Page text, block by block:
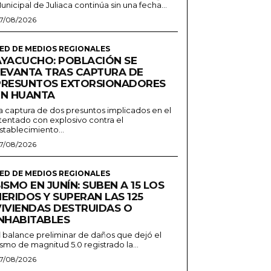
de Juliaca continúa sin una fecha...
08/2026
DE MEDIOS REGIONALES
POBLACIÓN SE
TRAS CAPTURA DE
EXTORSIONADORES
HUANTA
captura de dos presuntos implicados en el
con explosivo contra el
08/2026
DE MEDIOS REGIONALES
EN JUNÍN: SUBEN A 15 LOS
Y SUPERAN LAS 125
DESTRUIDAS O
balance preliminar de daños que dejó el
de magnitud 5.0 registrado la...
08/2026